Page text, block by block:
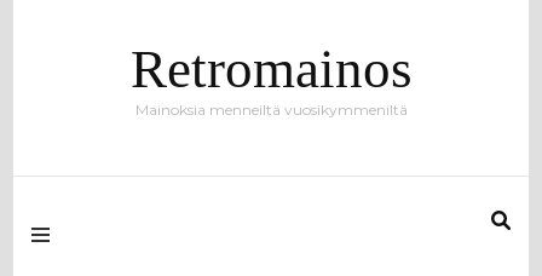
Retromainos
Mainoksia menneiltä vuosikymmeniltä